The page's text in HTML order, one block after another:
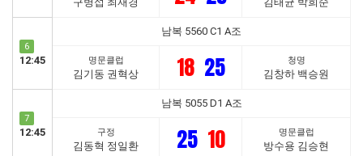
6
12:45
남복 5560 C1 A조
명문클럽
김기동 권혁상 18 25 청명
김창하 백승원
7
12:45
남복 5055 D1 A조
구정
김동혁 정일환 25 10 명문클럽
방수용 김승현